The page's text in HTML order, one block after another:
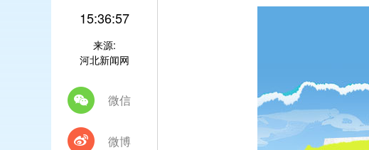
15:36:57
来源:
河北新闻网
微信
微博